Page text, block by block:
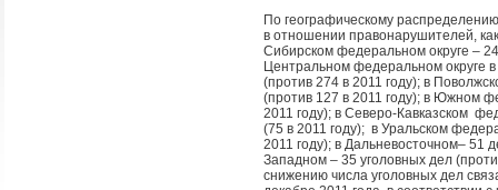
По географическому
в отношении правонарушителей,
Сибирском федеральном округе –
Центральном федеральном округе
(против 274 в 2011 году); в
(против 127 в 2011 году); в Южном
2011 году); в Северо-Кавказском
(75 в 2011 году); в Уральском
2011 году); в Дальневосточном– 51
Западном – 35 уголовных дел
снижению числа уголовных дел